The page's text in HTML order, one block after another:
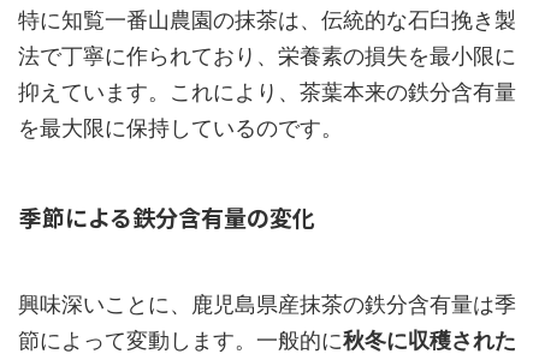
特に知覧一番山農園の抹茶は、伝統的な石臼挽き製
法で丁寧に作られており、栄養素の損失を最小限に
抑えています。これにより、茶葉本来の鉄分含有量
を最大限に保持しているのです。
季節による鉄分含有量の変化
興味深いことに、鹿児島県産抹茶の鉄分含有量は季
節によって変動します。一般的に秋冬に収穫された